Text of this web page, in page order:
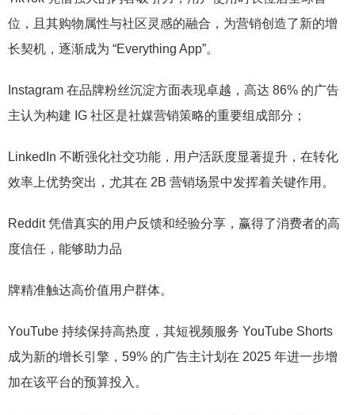
位，且其购物属性与社区灵感的融合，为营销创造了新的增
长契机，逐渐成为 “Everything App”。
Instagram 在品牌粉丝沉淀方面表现卓越，高达 86% 的广告
主认为构建 IG 社区是社媒营销策略的重要组成部分；
LinkedIn 不断强化社交功能，用户活跃度显著提升，在转化
效率上优势突出，尤其在 2B 营销场景中发挥着关键作用。
Reddit 凭借真实的用户反馈和经验分享，赢得了消费者的高
度信任，能够助力品
牌精准触达高价值用户群体。
YouTube 持续保持高热度，其短视频服务 YouTube Shorts
成为新的增长引擎，59% 的广告主计划在 2025 年进一步增
加在该平台的预算投入。